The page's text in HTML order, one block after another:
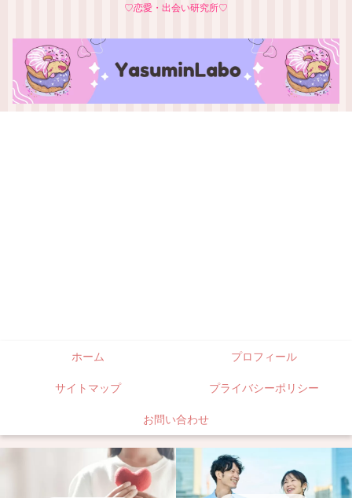
♡恋愛・出会い研究所♡
ホーム プロフィール
サイトマップ プライバシーポリシー
お問い合わせ